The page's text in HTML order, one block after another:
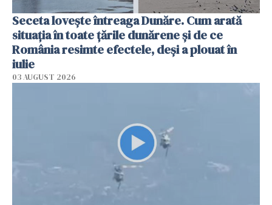
Seceta lovește întreaga Dunăre. Cum arată
situația în toate țările dunărene și de ce
România resimte efectele, deși a plouat în
iulie
03 AUGUST 2026